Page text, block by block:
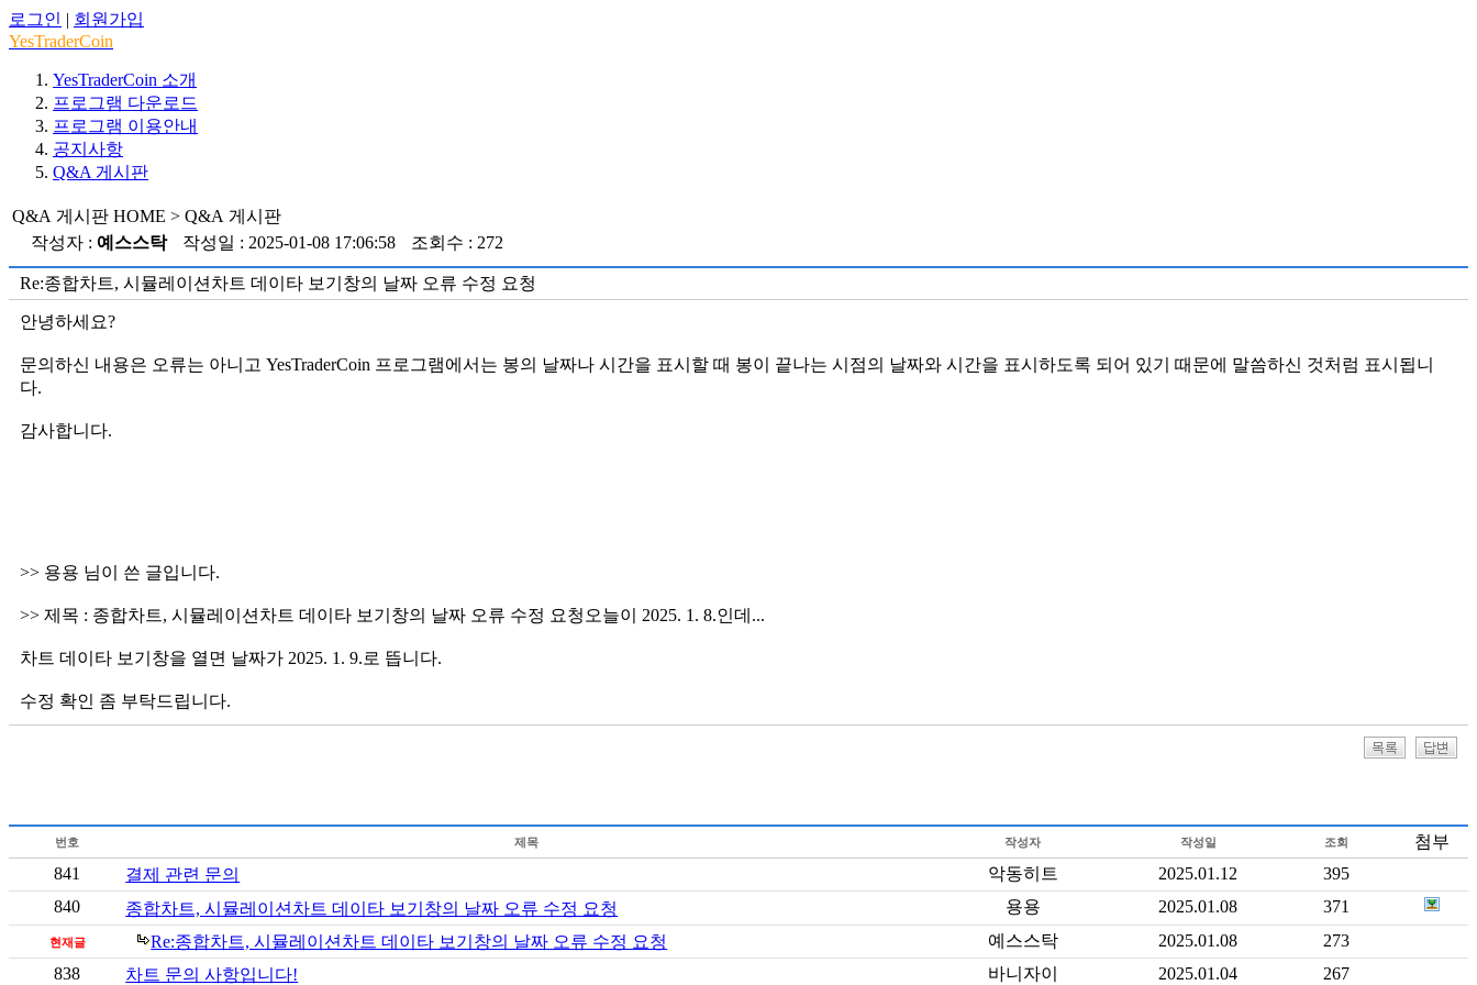
로그인 | 회원가입
YesTraderCoin
YesTraderCoin 소개
프로그램 다운로드
프로그램 이용안내
공지사항
Q&A 게시판
Q&A 게시판 HOME > Q&A 게시판
작성자 : 예스스탁 작성일 : 2025-01-08 17:06:58 조회수 : 272
Re:종합차트, 시뮬레이션차트 데이타 보기창의 날짜 오류 수정 요청
안녕하세요?
문의하신 내용은 오류는 아니고 YesTraderCoin 프로그램에서는 봉의 날짜나 시간을 표시할 때 봉이 끝나는 시점의 날짜와 시간을 표시하도록 되어 있기 때문에 말씀하신 것처럼 표시됩니
다.
감사합니다.
>> 용용 님이 쓴 글입니다.
>> 제목 : 종합차트, 시뮬레이션차트 데이타 보기창의 날짜 오류 수정 요청오늘이 2025. 1. 8.인데...
차트 데이타 보기창을 열면 날짜가 2025. 1. 9.로 뜹니다.
수정 확인 좀 부탁드립니다.
번호 제목 작성자 작성일 조회
첨부
841
결제 관련 문의 악동히트 2025.01.12
395
840
종합차트, 시뮬레이션차트 데이타 보기창의 날짜 오류 수정 요청 용용 2025.01.08 371
현재글 Re:종합차트, 시뮬레이션차트 데이타 보기창의 날짜 오류 수정 요청 예스스탁 2025.01.08
273
838
차트 문의 사항입니다! 바니자이 2025.01.04 267